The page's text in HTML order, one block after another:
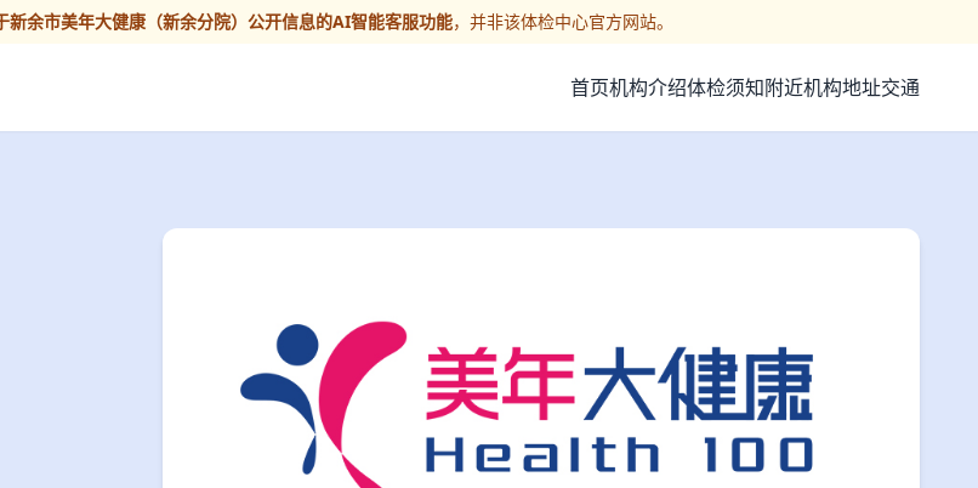
新余市美年大健康（新余分院）公开信息的AI智能客服功能，并非该体检中心官方网站。
首页机构介绍体检须知附近机构地址交通